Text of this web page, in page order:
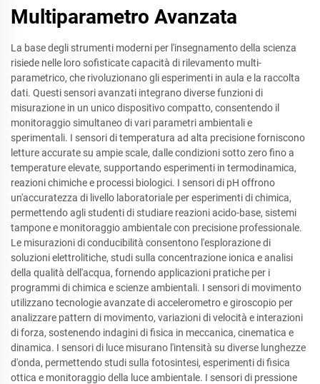
Multiparametro Avanzata
La base degli strumenti moderni per l'insegnamento della scienza
risiede nelle loro sofisticate capacità di rilevamento multi-
parametrico, che rivoluzionano gli esperimenti in aula e la raccolta
dati. Questi sensori avanzati integrano diverse funzioni di
misurazione in un unico dispositivo compatto, consentendo il
monitoraggio simultaneo di vari parametri ambientali e
sperimentali. I sensori di temperatura ad alta precisione forniscono
letture accurate su ampie scale, dalle condizioni sotto zero fino a
temperature elevate, supportando esperimenti in termodinamica,
reazioni chimiche e processi biologici. I sensori di pH offrono
un'accuratezza di livello laboratoriale per esperimenti di chimica,
permettendo agli studenti di studiare reazioni acido-base, sistemi
tampone e monitoraggio ambientale con precisione professionale.
Le misurazioni di conducibilità consentono l'esplorazione di
soluzioni elettrolitiche, studi sulla concentrazione ionica e analisi
della qualità dell'acqua, fornendo applicazioni pratiche per i
programmi di chimica e scienze ambientali. I sensori di movimento
utilizzano tecnologie avanzate di accelerometro e giroscopio per
analizzare pattern di movimento, variazioni di velocità e interazioni
di forza, sostenendo indagini di fisica in meccanica, cinematica e
dinamica. I sensori di luce misurano l'intensità su diverse lunghezze
d'onda, permettendo studi sulla fotosintesi, esperimenti di fisica
ottica e monitoraggio della luce ambientale. I sensori di pressione